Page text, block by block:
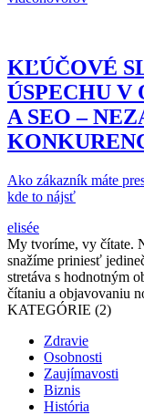
KĽÚČOVÉ
ÚSPECHU
A SEO –
Ako zákazník máte
kde to nájsť
elisée
My tvoríme, vy čítate.
snažíme priniesť
stretáva s hodnotným
čítaniu a objavovaniu
KATEGÓRIE (2)
Zdravie
Osobnosti
Zaujímavosti
Biznis
História